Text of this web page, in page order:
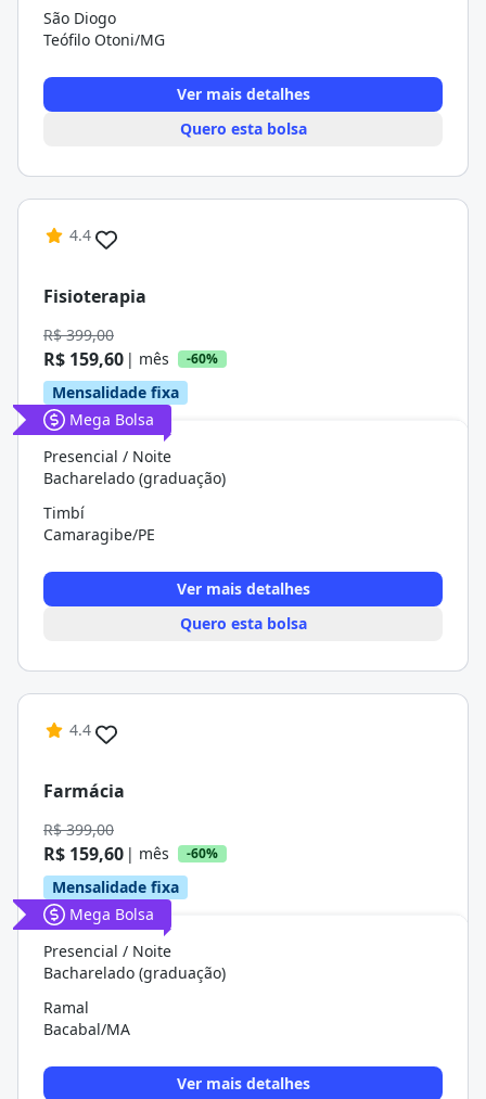
São Diogo
Teófilo Otoni/MG
Ver mais detalhes
Quero esta bolsa
4.4
Fisioterapia
R$ 399,00
R$ 159,60 | mês -60%
Mensalidade fixa
Mega Bolsa
Presencial / Noite
Bacharelado (graduação)
Timbí
Camaragibe/PE
Ver mais detalhes
Quero esta bolsa
4.4
Farmácia
R$ 399,00
R$ 159,60 | mês -60%
Mensalidade fixa
Mega Bolsa
Presencial / Noite
Bacharelado (graduação)
Ramal
Bacabal/MA
Ver mais detalhes